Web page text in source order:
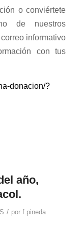
o conviértete
de nuestros
informativo
con tus
donacion/?
año,
/ por f.pineda